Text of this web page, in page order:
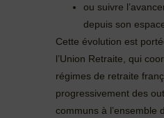
ou suivre
depuis son
Cette évolution est
l’Union Retraite, qui
régimes de retraite
progressivement des
communs à l’ensemble